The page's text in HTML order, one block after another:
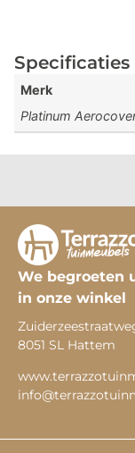
Specificaties
Merk
Platinum
We begroeten
in onze winkel
8051 SL Hattem